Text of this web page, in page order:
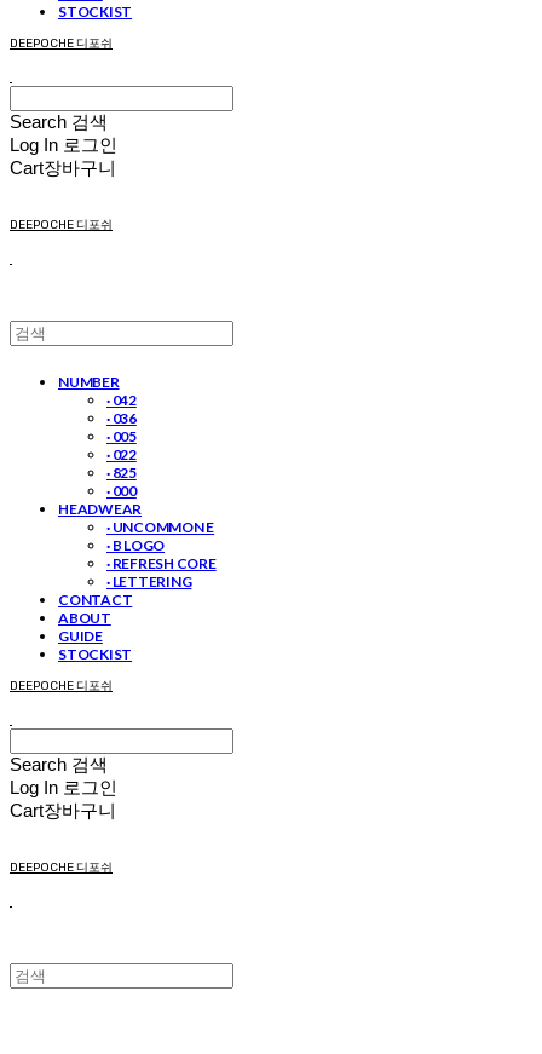
STOCKIST
DEEPOCHE 디포쉬
Search 검색
Log In 로그인
Cart장바구니
DEEPOCHE 디포쉬
NUMBER
· 042
· 036
· 005
· 022
· 825
· 000
HEADWEAR
· UNCOMMON E
· B LOGO
· REFRESH CORE
· LETTERING
CONTACT
ABOUT
GUIDE
STOCKIST
DEEPOCHE 디포쉬
Search 검색
Log In 로그인
Cart장바구니
DEEPOCHE 디포쉬